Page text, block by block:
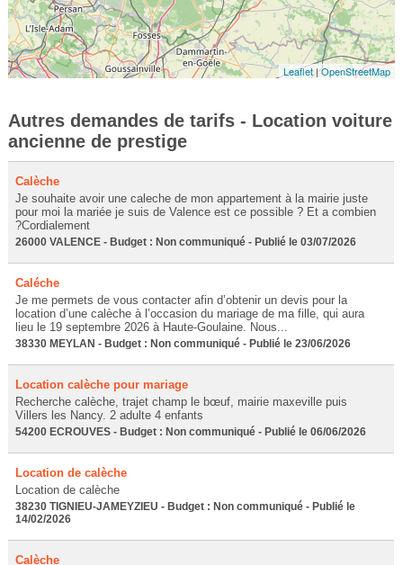
Leaflet|OpenStreetMap
Autres demandes de tarifs - Location voiture
ancienne de prestige
Calèche
Je souhaite avoir une caleche de mon appartement à la mairie juste
pour moi la mariée je suis de Valence est ce possible ? Et a combien
?Cordialement
26000 VALENCE - Budget : Non communiqué - Publié le 03/07/2026
Caléche
Je me permets de vous contacter afin d’obtenir un devis pour la
location d’une calèche à l’occasion du mariage de ma fille, qui aura
lieu le 19 septembre 2026 à Haute-Goulaine. Nous...
38330 MEYLAN - Budget : Non communiqué - Publié le 23/06/2026
Location calèche pour mariage
Recherche calèche, trajet champ le bœuf, mairie maxeville puis
Villers les Nancy. 2 adulte 4 enfants
54200 ECROUVES - Budget : Non communiqué - Publié le 06/06/2026
Location de calèche
Location de calèche
38230 TIGNIEU-JAMEYZIEU - Budget : Non communiqué - Publié le
14/02/2026
Calèche